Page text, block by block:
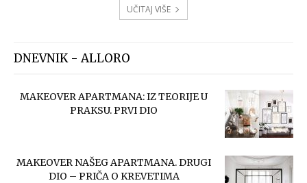
UČITAJ VIŠE
DNEVNIK - ALLORO
MAKEOVER APARTMANA: IZ TEORIJE U
PRAKSU. PRVI DIO
MAKEOVER NAŠEG APARTMANA. DRUGI
DIO – PRIČA O KREVETIMA